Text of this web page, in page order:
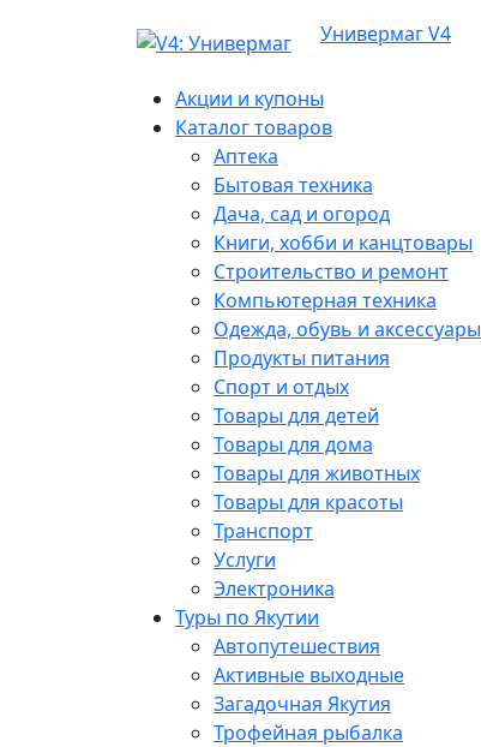
Универмаг V4
Акции и купоны
Каталог товаров
Аптека
Бытовая техника
Дача, сад и огород
Книги, хобби и канцтовары
Строительство и ремонт
Компьютерная техника
Одежда, обувь и аксессуары
Продукты питания
Спорт и отдых
Товары для детей
Товары для дома
Товары для животных
Товары для красоты
Транспорт
Услуги
Электроника
Туры по Якутии
Автопутешествия
Активные выходные
Загадочная Якутия
Трофейная рыбалка